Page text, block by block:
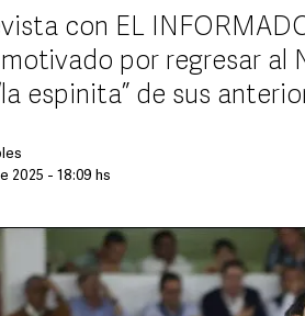
con EL
por regresar al
espinita” de sus
2025 - 18:09 hs